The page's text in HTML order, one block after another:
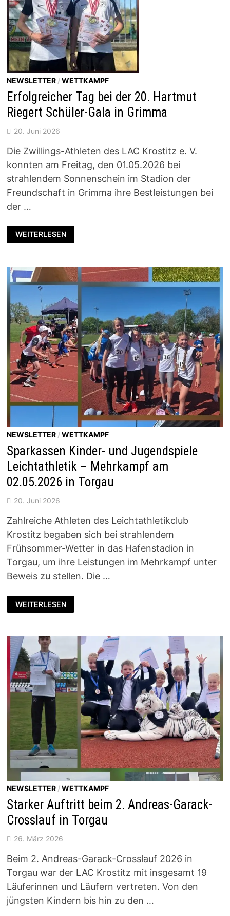
NEWSLETTER/WETTKAMPF
Erfolgreicher Tag bei der 20. Hartmut
Riegert Schüler-Gala in Grimma
20. Juni 2026
Die Zwillings-Athleten des LAC Krostitz e. V.
konnten am Freitag, den 01.05.2026 bei
strahlendem Sonnenschein im Stadion der
Freundschaft in Grimma ihre Bestleistungen bei
der …
ERFOLGREICHER
TAG
BEI
HARTMUT
RIEGERT
SCHÜLER-
GALA
GRIMMA
WEITERLESEN
NEWSLETTER/WETTKAMPF
Sparkassen Kinder- und Jugendspiele
Leichtathletik – Mehrkampf am
02.05.2026 in Torgau
20. Juni 2026
Zahlreiche Athleten des Leichtathletikclub
Krostitz begaben sich bei strahlendem
Frühsommer-Wetter in das Hafenstadion in
Torgau, um ihre Leistungen im Mehrkampf unter
Beweis zu stellen. Die …
SPARKASSEN
KINDER-
UND
–
MEHRKAMPF
AM
02.05.2026
IN
TORGAU
WEITERLESEN
NEWSLETTER/WETTKAMPF
Starker Auftritt beim 2. Andreas-Garack-
Crosslauf in Torgau
26. März 2026
Beim 2. Andreas-Garack-Crosslauf 2026 in
Torgau war der LAC Krostitz mit insgesamt 19
Läuferinnen und Läufern vertreten. Von den
jüngsten Kindern bis hin zu den …